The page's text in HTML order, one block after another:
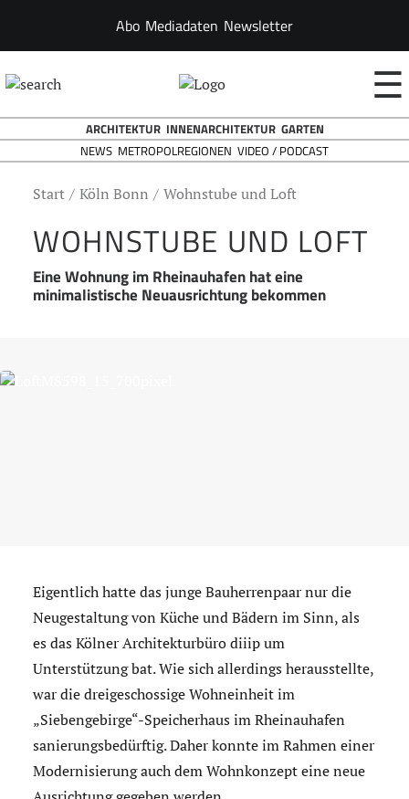
Abo Mediadaten Newsletter
☰
ARCHITEKTUR INNENARCHITEKTUR GARTEN
NEWS METROPOLREGIONEN VIDEO / PODCAST
Start Köln Bonn Wohnstube und Loft
WOHNSTUBE UND LOFT
Eine Wohnung im Rheinauhafen hat eine
minimalistische Neuausrichtung bekommen
Eigentlich hatte das junge Bauherrenpaar nur die
Neugestaltung von Küche und Bädern im Sinn, als
es das Kölner Architekturbüro diiip um
Unterstützung bat. Wie sich allerdings herausstellte,
war die dreigeschossige Wohneinheit im
„Siebengebirge“-Speicherhaus im Rheinauhafen
sanierungsbedürftig. Daher konnte im Rahmen einer
Modernisierung auch dem Wohnkonzept eine neue